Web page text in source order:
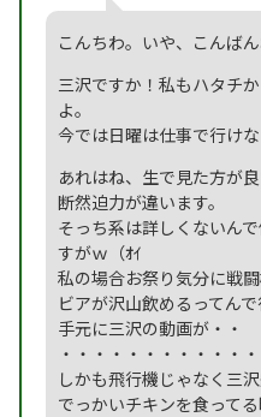
こんちわ。いや、こんば
三沢ですか！私もハタチ
よ。
今では日曜は仕事で行けな
あれはね、生で見た方が
断然迫力が違います。
そっち系は詳しくないん
すがｗ（ｵｲ
私の場合お祭り気分に戦
ビアが沢山飲めるってんで
手元に三沢の動画が・・
・・・・・・・・・・・
しかも飛行機じゃなく三
でっかいチキンを食って